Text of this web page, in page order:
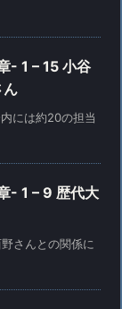
- 1 – 15 小谷
ん
には約20の担当
- 1 – 9 歴代大
さんとの関係に